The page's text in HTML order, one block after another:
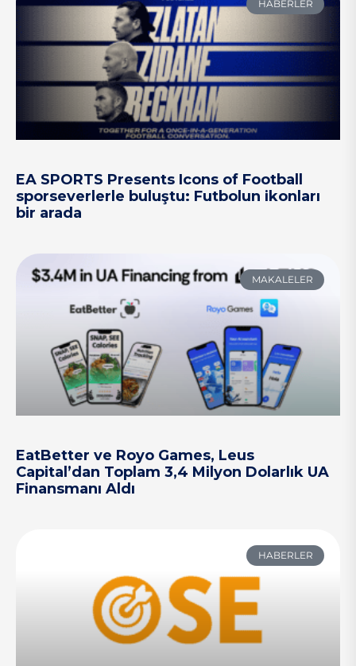
HABERLER
EA SPORTS Presents Icons of Football
sporseverlerle buluştu: Futbolun ikonları
bir arada
MAKALELER
EatBetter ve Royo Games, Leus
Capital’dan Toplam 3,4 Milyon Dolarlık UA
Finansmanı Aldı
HABERLER